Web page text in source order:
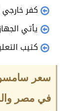
كفر
يأتي
كتيب
في مصر